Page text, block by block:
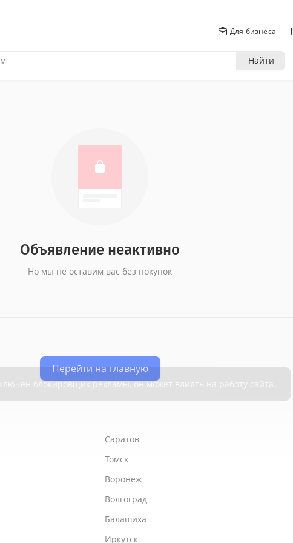
Для бизнеса
Найти
Объявление неактивно
Но мы не оставим вас без покупок
Перейти на главную
Саратов
Томск
Воронеж
Волгоград
Балашиха
Иркутск